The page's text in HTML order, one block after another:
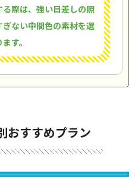
際は、強い日差しの照
ぎない中間色の素材を選
す。
おすすめプラン